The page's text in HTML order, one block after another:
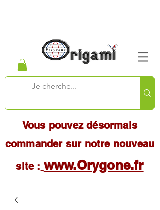
Vous pouvez désormais
commander sur notre nouveau
site : www.Orygone.fr